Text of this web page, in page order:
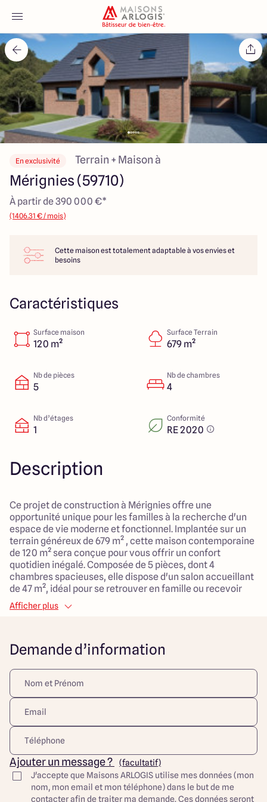
Accueil
Nos maisons
Nos annonces
Votre projet
Qui sommes-nous
Maisons ARLOGIS Nord
4.4 4.8
En exclusivité Terrain + Maison à
Mérignies (59710)
À partir de 390 000 €*
(1406.31 € / mois)
Cette maison est totalement adaptable à vos envies et
besoins
Caractéristiques
Surface maison
120 m²
Surface Terrain
679 m²
Nb de pièces
5
Nb de chambres
4
Nb d’étages
1
Conformité
RE 2020
Description
Ce projet de construction à Mérignies offre une
opportunité unique pour les familles à la recherche d'un
espace de vie moderne et fonctionnel. Implantée sur un
terrain généreux de 679 m² , cette maison contemporaine
de 120 m² sera conçue pour vous offrir un confort
quotidien inégalé. Composée de 5 pièces, dont 4
chambres spacieuses, elle dispose d'un salon accueillant
de 47 m², idéal pour se retrouver en famille ou recevoir
des amis.
cadre de vie agréable : écoles, commerces et espaces de
seulement. Ce projet allie ainsi l'avantage d'un
emplacement pratique à un environnement sécurisé,
propice à l'épanouissement de votre famille.
Venez envisager votre future maison dans un cadre idéal
qui conjugue modernité, fonctionnalité et charme de la
vie en ville.
Découvrez toutes nos offres et réalisations ARLOGIS sur
notre site Internet. Visuel d'illustration. Le modèle est
totalement adaptable à vos envies et besoins et
Afficher plus
Demande d’information
Ajouter un message ?
(facultatif)
J'accepte que Maisons ARLOGIS utilise mes données (mon
nom, mon email et mon téléphone) dans le but de me
contacter afin de traiter ma demande. Ces données seront